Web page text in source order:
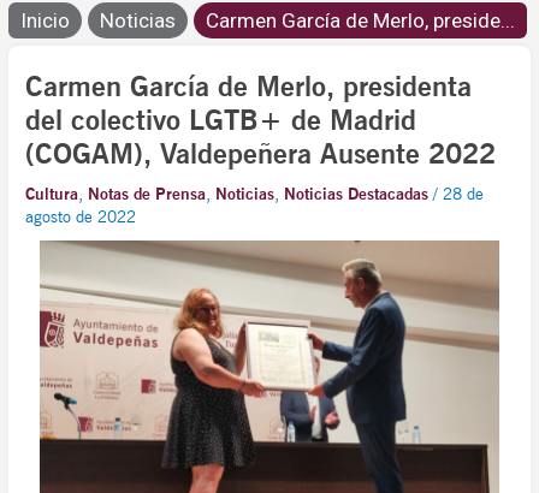
Inicio Noticias Carmen García de Merlo, preside...
Carmen García de Merlo, presidenta
del colectivo LGTB+ de Madrid
(COGAM), Valdepeñera Ausente 2022
Cultura, Notas de Prensa, Noticias, Noticias Destacadas /28 de
agosto de 2022